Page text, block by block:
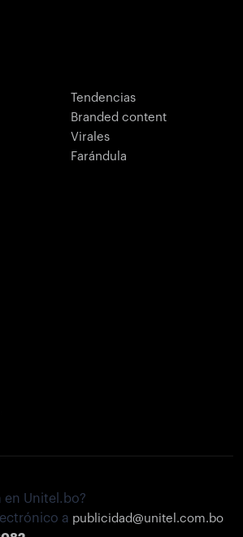
Tendencias
Branded content
Virales
Farándula
en Unitel.bo?
a publicidad@unitel.com.bo